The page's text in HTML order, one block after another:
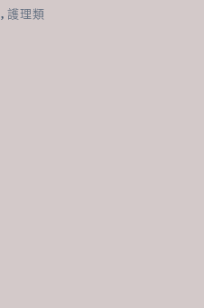
,護理類